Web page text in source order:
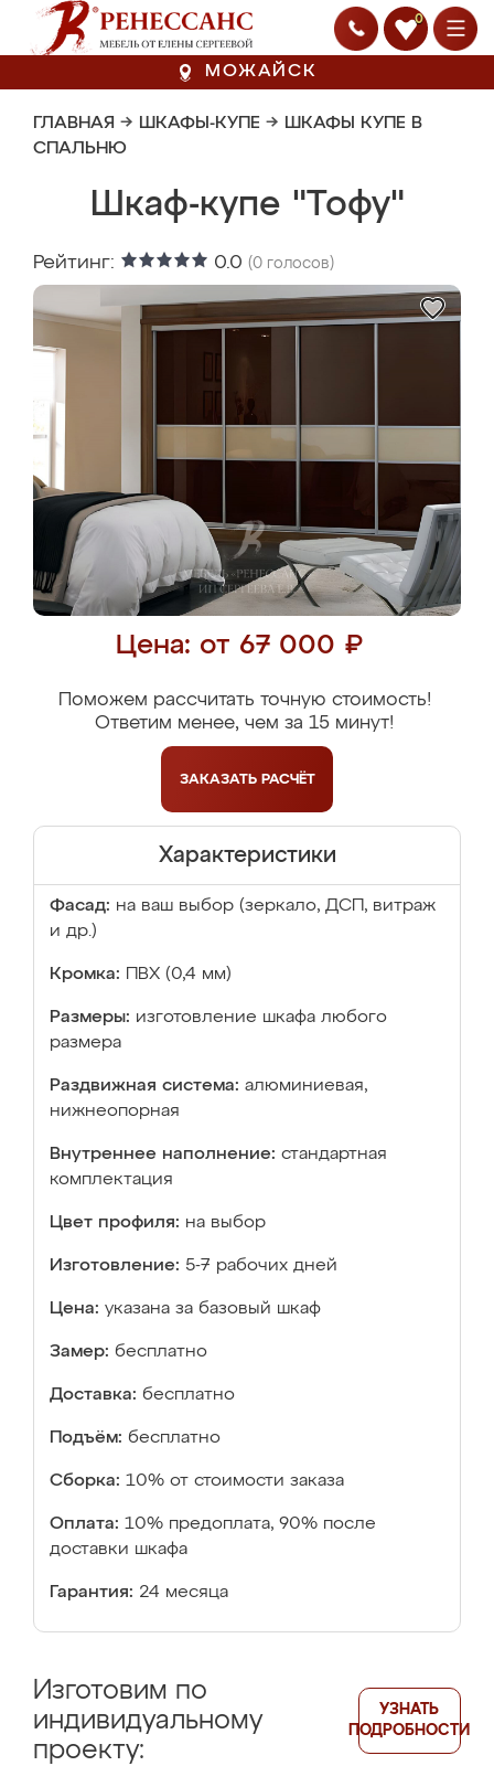
0
МОЖАЙСК
ГЛАВНАЯ → ШКАФЫ-КУПЕ → ШКАФЫ КУПЕ В
СПАЛЬНЮ
Шкаф-купе "Тофу"
Рейтинг: 0.0 (0 голосов)
Цена: от 67 000 ₽
Поможем рассчитать точную стоимость!
Ответим менее, чем за 15 минут!
ЗАКАЗАТЬ РАСЧЁТ
Характеристики
Фасад: на ваш выбор (зеркало, ДСП, витраж
и др.)
Кромка: ПВХ (0,4 мм)
Размеры: изготовление шкафа любого
размера
Раздвижная система: алюминиевая,
нижнеопорная
Внутреннее наполнение: стандартная
комплектация
Цвет профиля: на выбор
Изготовление: 5-7 рабочих дней
Цена: указана за базовый шкаф
Замер: бесплатно
Доставка: бесплатно
Подъём: бесплатно
Сборка: 10% от стоимости заказа
Оплата: 10% предоплата, 90% после
доставки шкафа
Гарантия: 24 месяца
Изготовим по
индивидуальному
проекту:
УЗНАТЬ
ПОДРОБНОСТИ